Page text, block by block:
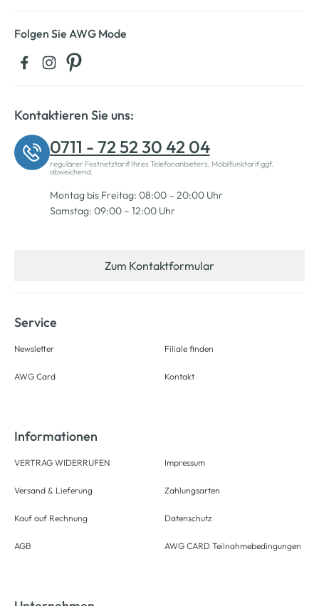
Folgen Sie AWG Mode
Kontaktieren Sie uns:
0711 - 72 52 30 42 04
regulärer Festnetztarif Ihres Telefonanbieters, Mobilfunktarif ggf.
abweichend.
Montag bis Freitag: 08:00 – 20:00 Uhr
Samstag: 09:00 – 12:00 Uhr
Zum Kontaktformular
Service
Newsletter
AWG Card
Filiale finden
Kontakt
Informationen
VERTRAG WIDERRUFEN
Versand & Lieferung
Kauf auf Rechnung
AGB
Impressum
Zahlungsarten
Datenschutz
AWG CARD Teilnahmebedingungen